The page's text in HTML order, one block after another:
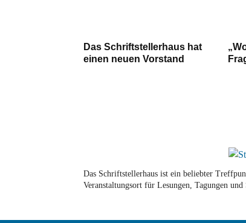
Das Schriftstellerhaus hat
einen neuen Vorstand
Das Schriftstellerhaus ist ein beliebter
Veranstaltungsort für Lesungen, Tagungen und